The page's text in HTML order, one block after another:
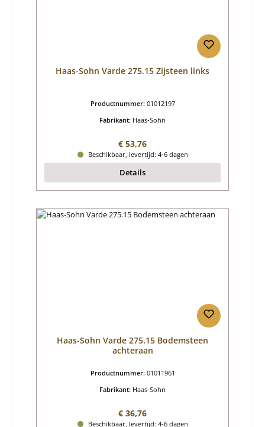
Haas-Sohn Varde 275.15 Zijsteen links
Productnummer: 01012197
Fabrikant: Haas-Sohn
Normale prijs:
€ 53,76
Beschikbaar, levertijd: 4-6 dagen
Details
Haas-Sohn Varde 275.15 Bodemsteen
achteraan
Productnummer: 01011961
Fabrikant: Haas-Sohn
Normale prijs:
€ 36,76
Beschikbaar, levertijd: 4-6 dagen